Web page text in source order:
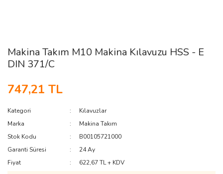
Makina Takım M10 Makina Kılavuzu HSS - E
DIN 371/C
747,21 TL
Kategori
Kılavuzlar
Marka
Makina Takım
Stok Kodu
B00105721000
Garanti Süresi
24 Ay
Fiyat
622,67 TL + KDV